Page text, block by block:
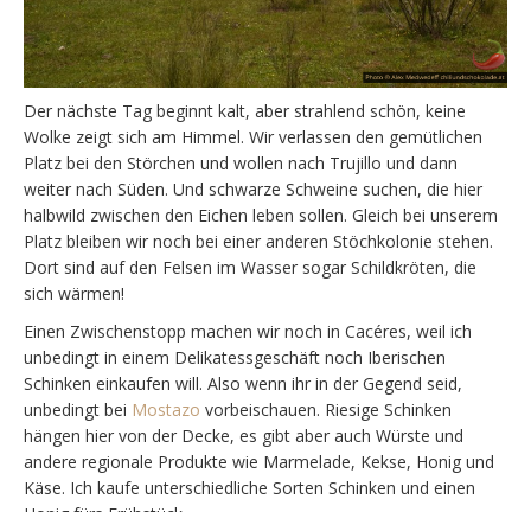
Der nächste Tag beginnt kalt, aber strahlend schön, keine
Wolke zeigt sich am Himmel. Wir verlassen den gemütlichen
Platz bei den Störchen und wollen nach Trujillo und dann
weiter nach Süden. Und schwarze Schweine suchen, die hier
halbwild zwischen den Eichen leben sollen. Gleich bei unserem
Platz bleiben wir noch bei einer anderen Stöchkolonie stehen.
Dort sind auf den Felsen im Wasser sogar Schildkröten, die
sich wärmen!
Einen Zwischenstopp machen wir noch in Cacéres, weil ich
unbedingt in einem Delikatessgeschäft noch Iberischen
Schinken einkaufen will. Also wenn ihr in der Gegend seid,
unbedingt bei Mostazo vorbeischauen. Riesige Schinken
hängen hier von der Decke, es gibt aber auch Würste und
andere regionale Produkte wie Marmelade, Kekse, Honig und
Käse. Ich kaufe unterschiedliche Sorten Schinken und einen